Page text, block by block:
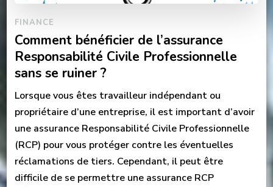
FINANCE
Comment bénéficier de l’assurance
Responsabilité Civile Professionnelle
sans se ruiner ?
Lorsque vous êtes travailleur indépendant ou
propriétaire d’une entreprise, il est important d’avoir
une assurance Responsabilité Civile Professionnelle
(RCP) pour vous protéger contre les éventuelles
réclamations de tiers. Cependant, il peut être
difficile de se permettre une assurance RCP